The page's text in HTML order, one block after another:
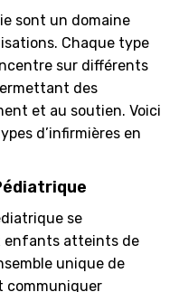
sont un domaine
Chaque type
sur différents
des
et au soutien. Voici
d’infirmières en
se
enfants atteints de
unique de
communiquer